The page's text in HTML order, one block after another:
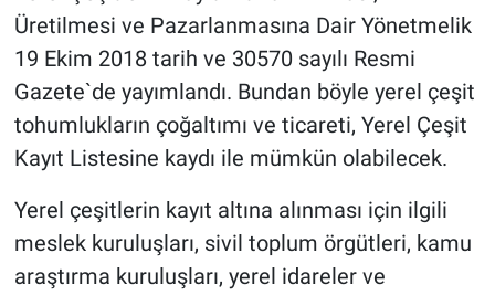
Üretilmesi ve Pazarlanmasına Dair Yönetmelik
19 Ekim 2018 tarih ve 30570 sayılı Resmi
Gazete`de yayımlandı. Bundan böyle yerel çeşit
tohumlukların çoğaltımı ve ticareti, Yerel Çeşit
Kayıt Listesine kaydı ile mümkün olabilecek.
Yerel çeşitlerin kayıt altına alınması için ilgili
meslek kuruluşları, sivil toplum örgütleri, kamu
araştırma kuruluşları, yerel idareler ve